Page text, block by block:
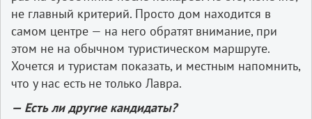
не главный критерий. Просто дом находится в
самом центре — на него обратят внимание, при
этом не на обычном туристическом маршруте.
Хочется и туристам показать, и местным напомнить,
что у нас есть не только Лавра.
— Есть ли другие кандидаты?